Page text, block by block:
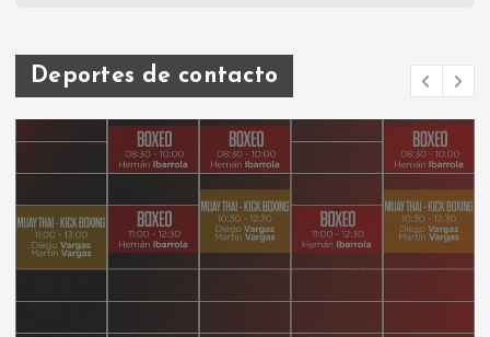
Deportes de contacto